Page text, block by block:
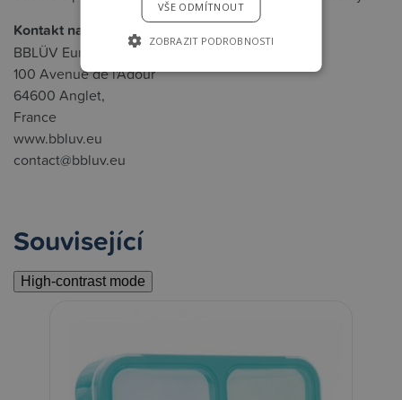
Kontakt na výrobce:
BBLÜV Europe
100 Avenue de l'Adour
64600 Anglet,
France
www.bbluv.eu
contact@bbluv.eu
Související
High-contrast mode
VŠE ODMÍTNOUT
ZOBRAZIT PODROBNOSTI